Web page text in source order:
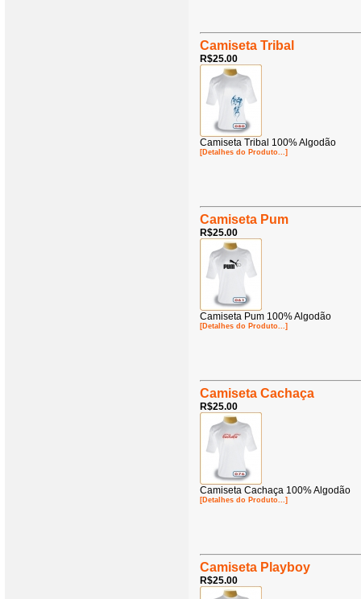
Camiseta Tribal
R$25.00
Camiseta Tribal 100% Algodão
[Detalhes do Produto...]
Camiseta Pum
R$25.00
Camiseta Pum 100% Algodão
[Detalhes do Produto...]
Camiseta Cachaça
R$25.00
Camiseta Cachaça 100% Algodão
[Detalhes do Produto...]
Camiseta Playboy
R$25.00